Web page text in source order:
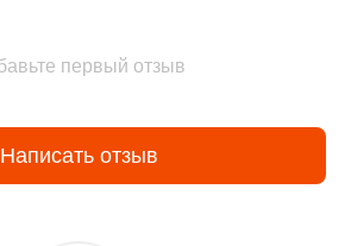
первый отзыв
Написать отзыв